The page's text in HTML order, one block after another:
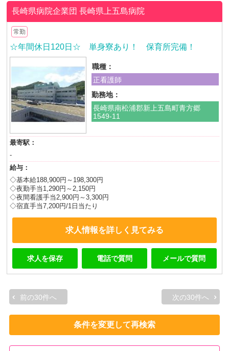
長崎県病院企業団長崎県上五島病院
常勤
☆年間休日120日☆ 単身寮あり！ 保育所完備！
職種：
正看護師
勤務地：
長崎県南松浦郡新上五島町青方郷
1549-11
最寄駅：
-
給与：
◇基本給188,900円～198,300円
◇夜勤手当1,290円～2,150円
◇夜間看護手当2,900円～3,300円
◇宿直手当7,200円/1日当たり
求人情報を詳しく見てみる
求人を保存 電話で質問 メールで質問
前の30件へ 次の30件へ
条件を変更して再検索